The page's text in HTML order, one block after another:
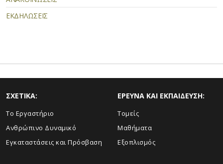
ΕΚΔΗΛΩΣΕΙΣ
ΣΧΕΤΙΚΑ:
To Eργαστήριο
Ανθρώπινο Δυναμικό
Εγκαταστάσεις και Πρόσβαση
ΕΡΕΥΝΑ ΚΑΙ ΕΚΠΑΙΔΕΥΣΗ:
Τομείς
Μαθήματα
Εξοπλισμός